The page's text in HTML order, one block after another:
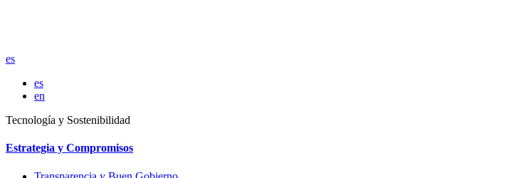
es
es
en
Tecnología y Sostenibilidad
Estrategia y Compromisos